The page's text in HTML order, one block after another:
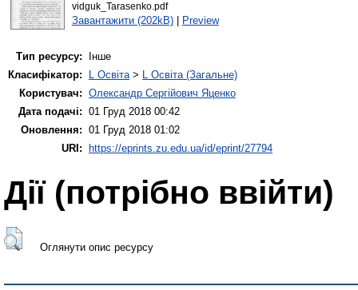
vidguk_Tarasenko.pdf
Завантажити (202kB)| Preview
Тип ресурсу:
Інше
Класифікатор:
L Освіта> L Освіта (Загальне)
Користувач: Олександр Сергійович Яценко
Дата подачі: 01 Груд 2018 00:42
Оновлення: 01 Груд 2018 01:02
URI:
https://eprints.zu.edu.ua/id/eprint/27794
Дії ​​(потрібно ввійти)
Оглянути опис ресурсу